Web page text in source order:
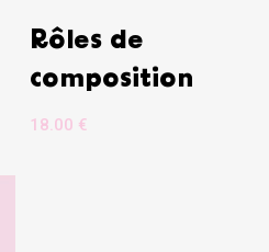
Rôles de
composition
18.00 €